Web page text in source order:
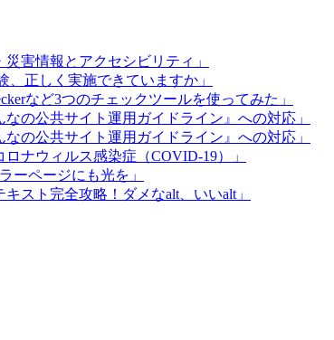
害情報とアクセシビリティ」
、正しく実施できていますか」
など3つのチェックツールを使ってみた」
の公共サイト運用ガイドライン』への対応」
の公共サイト運用ガイドライン』への対応」
ナウィルス感染症（COVID-19）」
ーページにも光を」
スト完全攻略！ダメなalt、いいalt」